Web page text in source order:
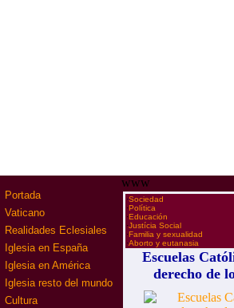
Portada
Vaticano
Realidades Eclesiales
Iglesia en España
Iglesia en América
Iglesia resto del mundo
Cultura
www
·Sociedad
·Política
·Educación
·Justícia Social
·Familia y sexualidad
·Aborto y eutanasia
Escuelas
derecho de